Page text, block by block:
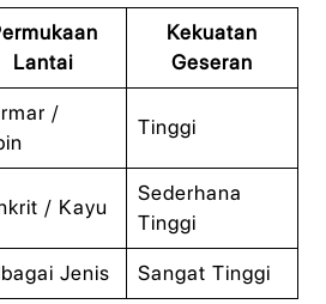
Lantai
Kekuatan
Geseran
/
Tinggi
/ Kayu
Sederhana
Tinggi
Jenis Sangat Tinggi